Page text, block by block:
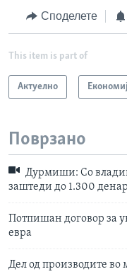
Споделете
This item is part of
Актуелно
Поврзано
Дурмиши: Со
заштеди до 1.300
Потпишан договор за
евра
Дел од производите во